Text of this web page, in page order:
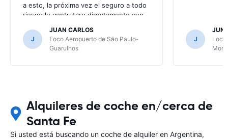
a esto, la próxima vez el seguro a todo
riesgo lo contratare directamente con
J
JUAN CARLOS
Foco Aeropuerto de São Paulo-
Guarulhos
J
JUNE
Alquileres de coche en/cerca de
Santa Fe
Si usted está buscando un coche de alquiler en Argentina,